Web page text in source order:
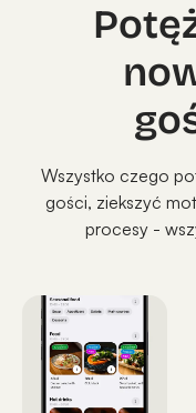
Wszystko czego
gości, ziekszyć
procesy -